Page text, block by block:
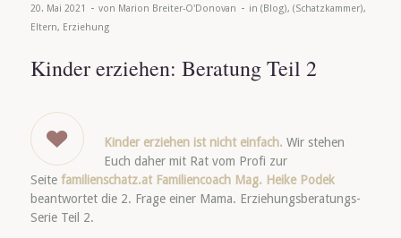
20. Mai 2021 - von Marion Breiter-O'Donovan - in (Blog), (Schatzkammer),
Eltern, Erziehung
Kinder erziehen: Beratung Teil 2
Kinder erziehen ist nicht einfach. Wir stehen
Euch daher mit Rat vom Profi zur
Seite familienschatz.at Familiencoach Mag. Heike Podek
beantwortet die 2. Frage einer Mama. Erziehungsberatungs-
Serie Teil 2.